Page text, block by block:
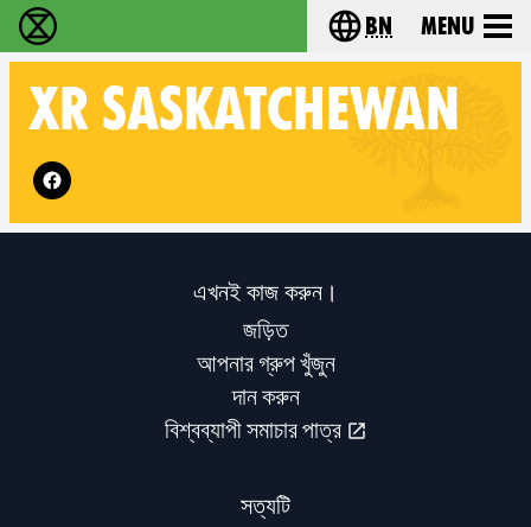
বিলুপ্তি বিদ্রোহ - Home Choose your
bn Menu
XR SASKATCHEWAN
Follow XR Saskatchewan on
এখনই কাজ করুন।
জড়িত
আপনার গ্রুপ খুঁজুন
দান করুন
বিশ্বব্যাপী সমাচার পাত্র
সত্যটি